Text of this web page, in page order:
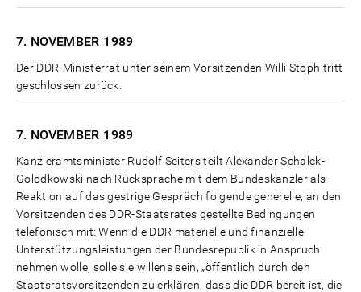
7. NOVEMBER 1989
Der DDR-Ministerrat unter seinem Vorsitzenden Willi Stoph tritt
geschlossen zurück.
7. NOVEMBER 1989
Kanzleramtsminister Rudolf Seiters teilt Alexander Schalck-
Golodkowski nach Rücksprache mit dem Bundeskanzler als
Reaktion auf das gestrige Gespräch folgende generelle, an den
Vorsitzenden des DDR-Staatsrates gestellte Bedingungen
telefonisch mit: Wenn die DDR materielle und finanzielle
Unterstützungsleistungen der Bundesrepublik in Anspruch
nehmen wolle, solle sie willens sein, „öffentlich durch den
Staatsratsvorsitzenden zu erklären, dass die DDR bereit ist, die